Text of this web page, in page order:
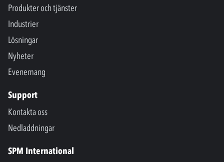
Produkter och tjänster
Industrier
Lösningar
Nyheter
Evenemang
Support
Kontakta oss
Nedladdningar
SPM International